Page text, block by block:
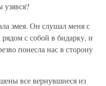
змея. Он слушал меня с
с собой в бидарку, и
понесла нас в сторону
все вернувшиеся из